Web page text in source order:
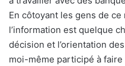
En côtoyant les gens de ce
l’information est quelque
décision et l’orientation
moi-même participé à